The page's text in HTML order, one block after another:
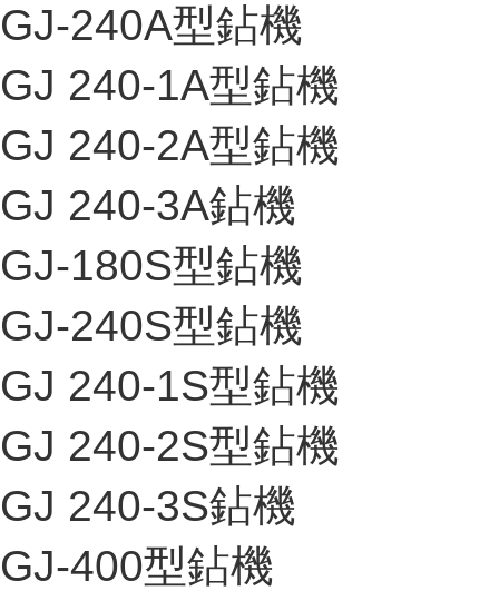
GJ-240A型鉆機
GJ 240-1A型鉆機
GJ 240-2A型鉆機
GJ 240-3A鉆機
GJ-180S型鉆機
GJ-240S型鉆機
GJ 240-1S型鉆機
GJ 240-2S型鉆機
GJ 240-3S鉆機
GJ-400型鉆機